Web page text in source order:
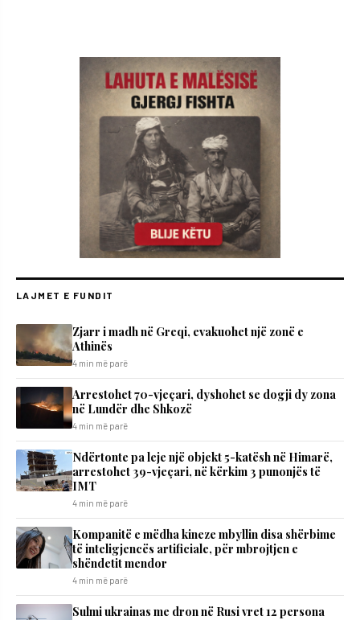
LAJMET E FUNDIT
Zjarr i madh në Greqi, evakuohet një zonë e
Athinës
4 min më parë
Arrestohet 70-vjeçari, dyshohet se dogji dy zona
në Lundër dhe Shkozë
4 min më parë
Ndërtonte pa leje një objekt 5-katësh në Himarë,
arrestohet 39-vjeçari, në kërkim 3 punonjës të
IMT
4 min më parë
Kompanitë e mëdha kineze mbyllin disa shërbime
të inteligjencës artificiale, për mbrojtjen e
shëndetit mendor
4 min më parë
Sulmi ukrainas me dron në Rusi vret 12 persona